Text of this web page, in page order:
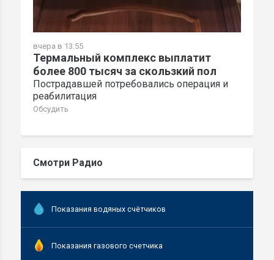
вчера в 13:55
Термальный комплекс выплатит
более 800 тысяч за скользкий пол
Пострадавшей потребовались операция и
реабилитация
Обсудить
Смотри Радио
Показания водяных счётчиков
Показания газового счетчика